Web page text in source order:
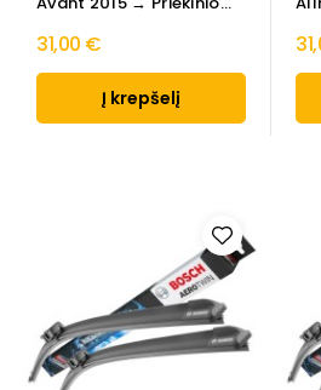
31,00 €
Į krepšelį